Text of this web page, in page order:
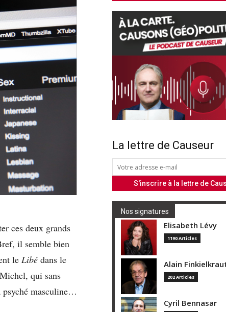
ces deux grands
il semble bien
le Libé dans le
qui sans
psyché masculine…
La lettre de Causeur
Nos signatures
Elisabeth Lévy
1190 Articles
Alain
202 Articles
Cyril Bennasar